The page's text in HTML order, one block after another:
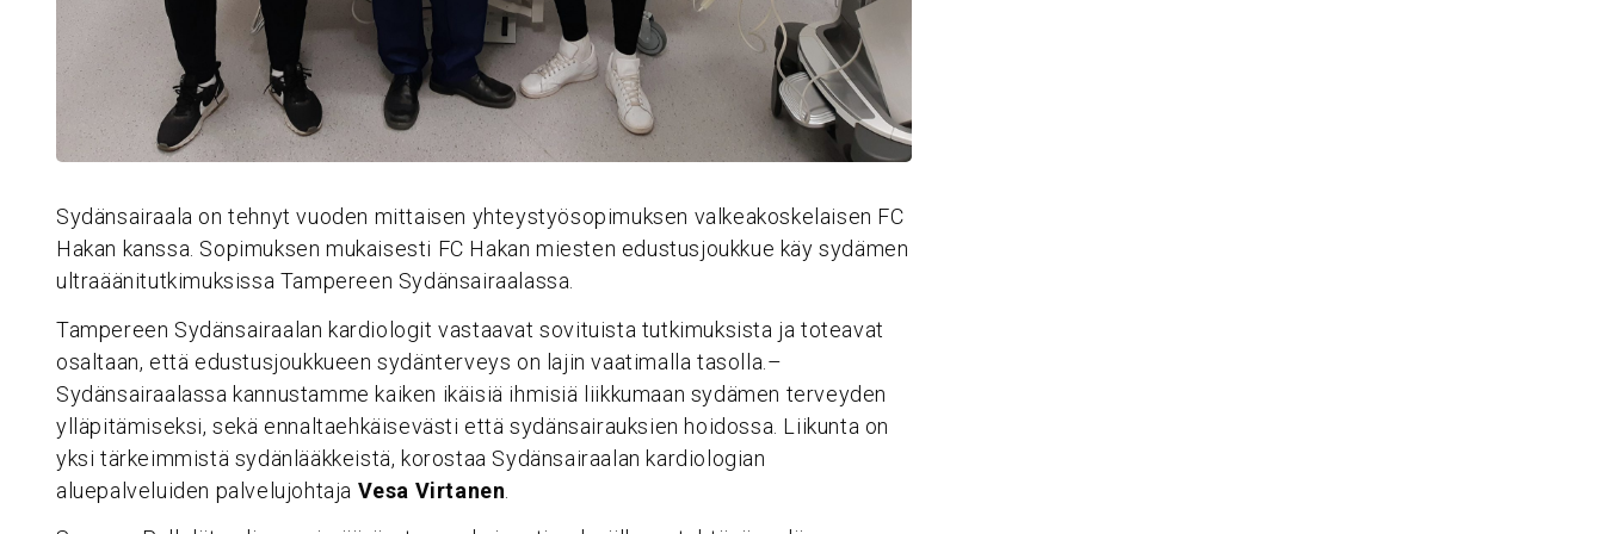
Sydänsairaala on tehnyt vuoden mittaisen yhteystyösopimuksen valkeakoskelaisen FC
Hakan kanssa. Sopimuksen mukaisesti FC Hakan miesten edustusjoukkue käy sydämen
ultraäänitutkimuksissa Tampereen Sydänsairaalassa.
Tampereen Sydänsairaalan kardiologit vastaavat sovituista tutkimuksista ja toteavat
osaltaan, että edustusjoukkueen sydänterveys on lajin vaatimalla tasolla.–
Sydänsairaalassa kannustamme kaiken ikäisiä ihmisiä liikkumaan sydämen terveyden
ylläpitämiseksi, sekä ennaltaehkäisevästi että sydänsairauksien hoidossa. Liikunta on
yksi tärkeimmistä sydänlääkkeistä, korostaa Sydänsairaalan kardiologian
aluepalveluiden palvelujohtaja Vesa Virtanen